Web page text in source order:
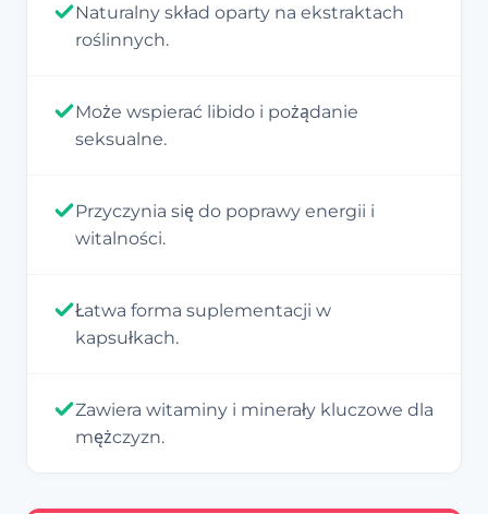
Naturalny skład oparty na ekstraktach
roślinnych.
Może wspierać libido i pożądanie
seksualne.
Przyczynia się do poprawy energii i
witalności.
Łatwa forma suplementacji w
kapsułkach.
Zawiera witaminy i minerały kluczowe dla
mężczyzn.